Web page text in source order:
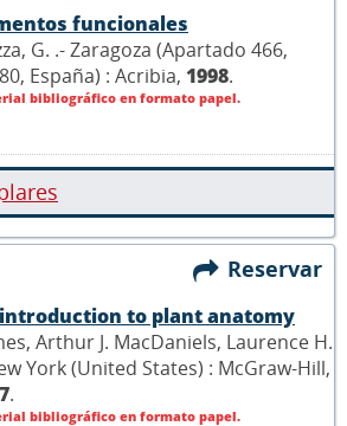
funcionales
G. .- Zaragoza (Apartado 466,
España) : Acribia, 1998.
bibliográfico en formato papel.
Reservar
to plant anatomy
Arthur J. MacDaniels, Laurence H.
York (United States) : McGraw-Hill,
.
bibliográfico en formato papel.